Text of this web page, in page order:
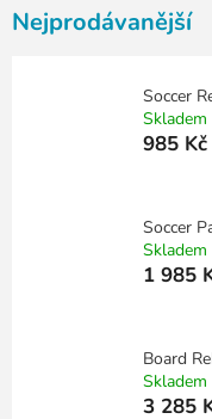
Nejprodávanější
Soccer
Skladem
985 Kč
Soccer
Skladem
1 985
Board
Skladem
3 285